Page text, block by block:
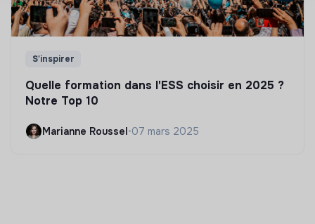
S'inspirer
Quelle formation dans l'ESS choisir en 2025 ?
Notre Top 10
Marianne Roussel•07 mars 2025